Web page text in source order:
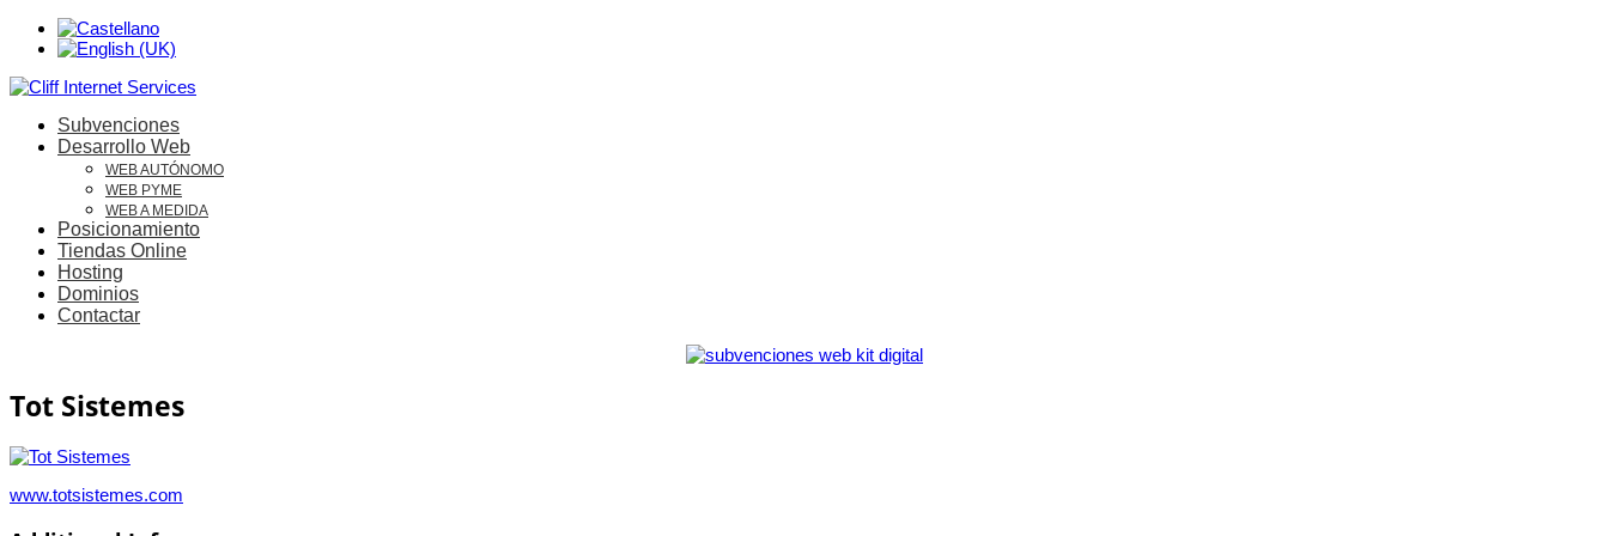
Subvenciones
Desarrollo Web
WEB AUTÓNOMO
WEB PYME
WEB A MEDIDA
Posicionamiento
Tiendas Online
Hosting
Dominios
Contactar
Tot Sistemes
www.totsistemes.com